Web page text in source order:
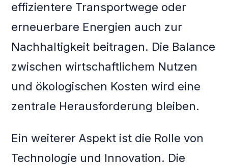
effizientere Transportwege oder
erneuerbare Energien auch zur
Nachhaltigkeit beitragen. Die Balance
zwischen wirtschaftlichem Nutzen
und ökologischen Kosten wird eine
zentrale Herausforderung bleiben.
Ein weiterer Aspekt ist die Rolle von
Technologie und Innovation. Die